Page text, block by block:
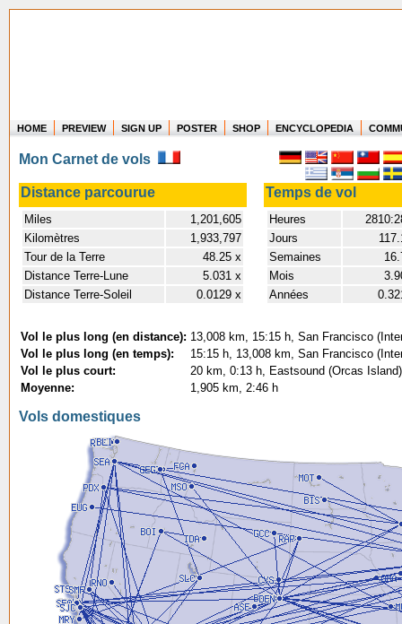
Where in the world have you flown?
How long have you been in the air?
Create your own FlightMemory and see!
HOME PREVIEW SIGN UP POSTER SHOP ENCYCLOPEDIA
Mon Carnet de vols
Distance parcourue Temps de vol
Miles
1,201,605
Kilomètres
1,933,797
Tour de la Terre
48.25 x
Distance Terre-Lune
5.031 x
Distance Terre-Soleil
0.0129 x
Heures
Jours
Semaines
Mois
Années
Vol le plus long (en distance): 13,008 km, 15:15 h, San Francisco
Vol le plus long (en temps):
15:15 h, 13,008 km, San Francisco
Vol le plus court:
20 km, 0:13 h, Eastsound (Orcas
Moyenne:
1,905 km, 2:46 h
Vols domestiques